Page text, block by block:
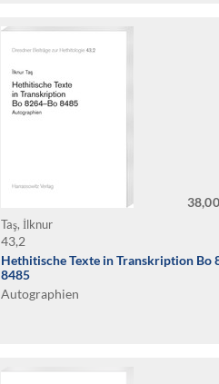
Taş, İlknur
43,2
Hethitische Texte in Transkription Bo
8485
Autographien